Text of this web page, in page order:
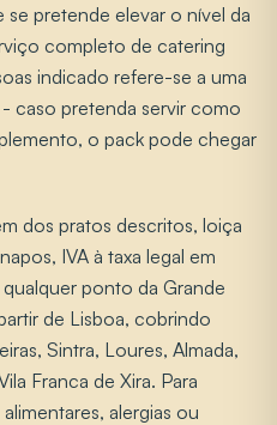
pretende elevar o nível da
completo de catering
indicado refere-se a uma
caso pretenda servir como
o pack pode chegar
dos pratos descritos, loiça
IVA à taxa legal em
ponto da Grande
de Lisboa, cobrindo
Sintra, Loures, Almada,
Franca de Xira. Para
alergias ou